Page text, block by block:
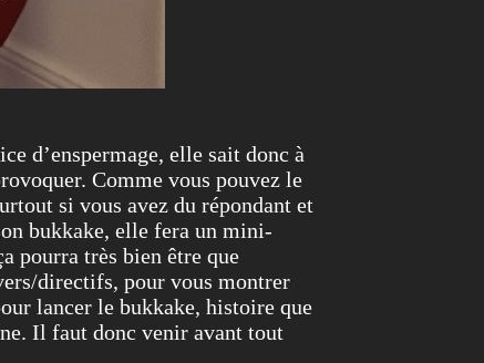
d’enspermage, elle sait donc à
Comme vous pouvez le
si vous avez du répondant et
bukkake, elle fera un mini-
pourra très bien être que
directifs, pour vous montrer
lancer le bukkake, histoire que
Il faut donc venir avant tout